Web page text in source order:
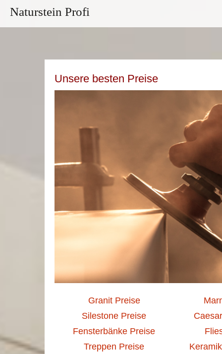
Naturstein Profi
Unsere besten Preise
Granit Preise
Silestone Preise
Fensterbänke Preise
Treppen Preise